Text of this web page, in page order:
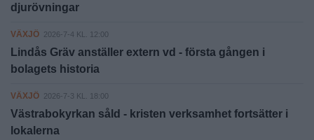
djurövningar
VÄXJÖ 2026-7-4 KL. 12:00
Lindås Gräv anställer extern vd - första gången i
bolagets historia
VÄXJÖ 2026-7-3 KL. 18:00
Västrabokyrkan såld - kristen verksamhet fortsätter i
lokalerna